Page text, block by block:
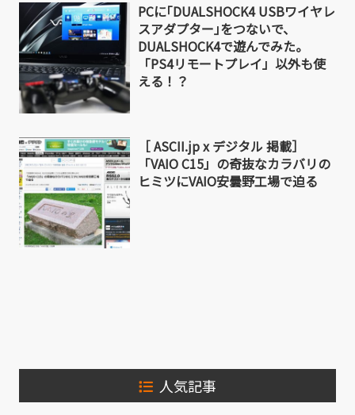
PCに｢DUALSHOCK4 USBワイヤレ
スアダプター｣をつないで、
DUALSHOCK4で遊んでみた。
「PS4リモートプレイ」以外も使
える！？
［ ASCII.jp x デジタル 掲載］
「VAIO C15」の奇抜なカラバリの
ヒミツにVAIO安曇野工場で迫る
人気記事